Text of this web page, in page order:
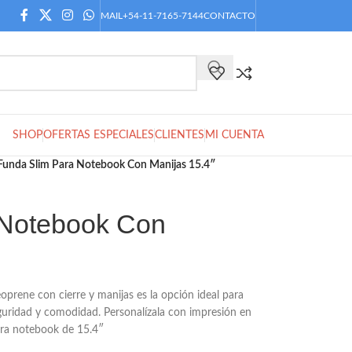
MAIL +54-11-7165-7144CONTACTO
SHOPOFERTAS ESPECIALESCLIENTES MI CUENTA
Slim Para Notebook Con Manijas 15.4″
Con
con cierre y manijas es la opción ideal para
y comodidad. Personalízala con impresión en
notebook de 15.4″